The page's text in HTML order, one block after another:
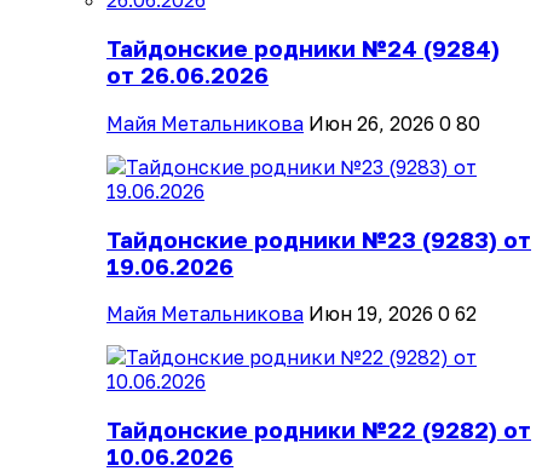
Тайдонские родники №24 (9284)
от 26.06.2026
Майя Метальникова Июн 26, 2026 0 80
Тайдонские родники №23 (9283) от
19.06.2026
Майя Метальникова Июн 19, 2026 0 62
Тайдонские родники №22 (9282) от
10.06.2026